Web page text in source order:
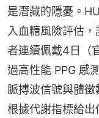
是潛藏的隱憂。
入血糖風險評估
者連續佩戴4日（
過高性能 PPG 感
脈搏波信號與體
根據代謝指標給